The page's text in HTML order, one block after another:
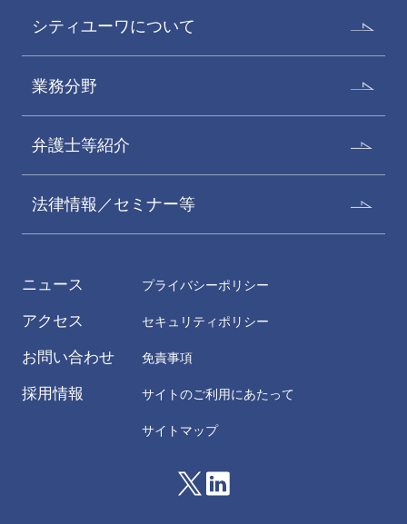
シティユーワについて
業務分野
弁護士等紹介
法律情報／セミナー等
ニュース
アクセス
お問い合わせ
採用情報
プライバシーポリシー
セキュリティポリシー
免責事項
サイトのご利用にあたって
サイトマップ